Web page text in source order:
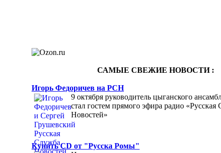
САМЫЕ СВЕЖИЕ НОВОСТИ :
Игорь Федоричев на РСН
9 октября руководитель цыганского
стал гостем прямого эфира радио «Русская
Новостей»
Купить CD от "Русска Ромы"